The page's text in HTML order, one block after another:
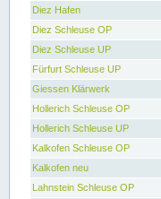
Diez Hafen
Diez Schleuse OP
Diez Schleuse UP
Fürfurt Schleuse UP
Giessen Klärwerk
Hollerich Schleuse OP
Hollerich Schleuse UP
Kalkofen Schleuse OP
Kalkofen neu
Lahnstein Schleuse OP